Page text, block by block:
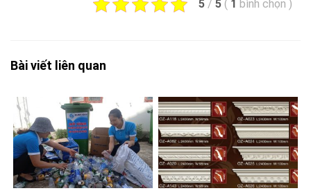
5 / 5 ( 1 bình chọn )
Bài viết liên quan